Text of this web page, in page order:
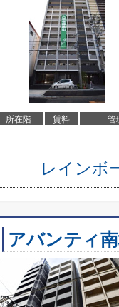
所在階 賃料 管
レインボ
アバンティ